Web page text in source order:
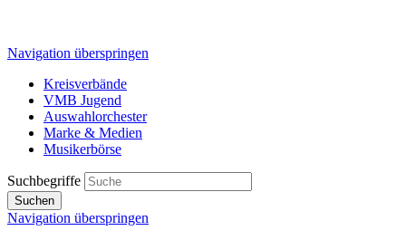
Navigation überspringen
Kreisverbände
VMB Jugend
Auswahlorchester
Marke & Medien
Musikerbörse
Suchbegriffe
Suchen
Navigation überspringen